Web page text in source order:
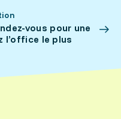
vous pour une
l’office le plus